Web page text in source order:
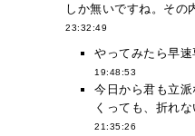
しか無いですね。その
23:32:49
やってみたら早
19:48:53
今日から君も立
くっても、折れ
21:35:26